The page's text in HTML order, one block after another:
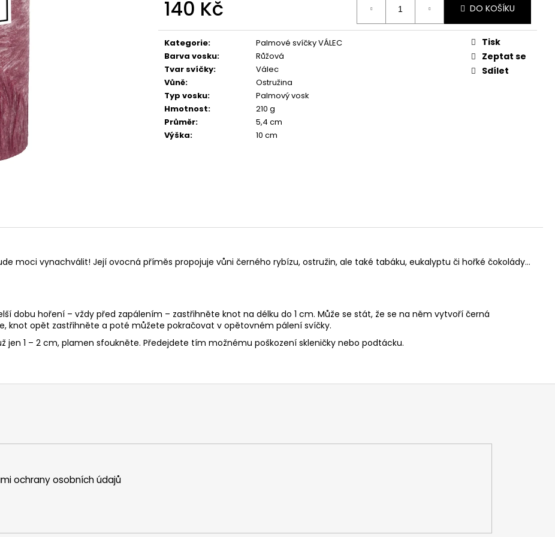
140 Kč
cena:
DO KOŠÍKU
Kategorie:
Palmové svíčky VÁLEC
Barva vosku:
Růžová
Tvar svíčky:
Válec
Vůně:
Ostružina
Typ vosku:
Palmový vosk
Hmotnost:
210 g
Průměr:
5,4 cm
Výška: 10 cm
Tisk
Zeptat se
Sdílet
moci vynachválit! Její ovocná příměs propojuje vůni černého rybízu, ostružin, ale také tabáku, eukalyptu či hořké čokolády…
dobu hoření – vždy před zapálením – zastřihněte knot na délku do 1 cm. Může se stát, že se na něm vytvoří černá
knot opět zastřihněte a poté můžete pokračovat v opětovném pálení svíčky.
jen 1 – 2 cm, plamen sfoukněte. Předejdete tím možnému poškození skleničky nebo podtácku.
PŘÍRODNÍ VONNÁ SVÍČKA SÓJOVÁ -
AROMKA - SET 10 KS ČAJOVÝCH
SVÍČEK V PLECHU - HEBKÁ LINIE-DEEP
LINE
180 Kč
PŘÍRODNÍ VONNÁ SVÍČKA PALMOVÁ -
AROMKA - MINI WHISKOVKA, 90 ML -
ochrany osobních údajů